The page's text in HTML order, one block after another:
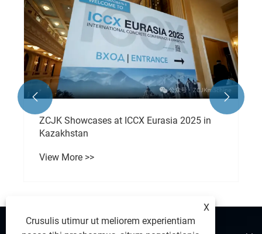
ZCJK Showcases at ICCX Eurasia 2025 in
Kazakhstan
View More >>
 
X
Crusulis utimur ut meliorem experientiam